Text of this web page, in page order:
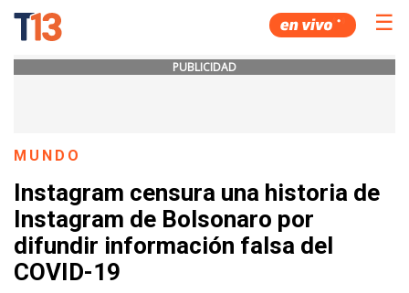
☰
PUBLICIDAD
MUNDO
Instagram censura una historia de
Instagram de Bolsonaro por
difundir información falsa del
COVID-19